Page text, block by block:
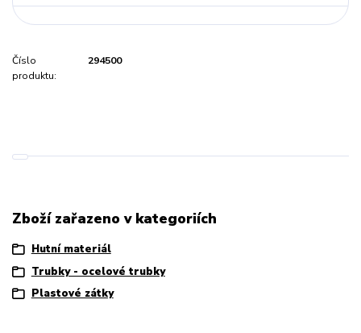
Číslo
produktu:
294500
Zboží zařazeno v kategoriích
Hutní materiál
Trubky - ocelové trubky
Plastové zátky